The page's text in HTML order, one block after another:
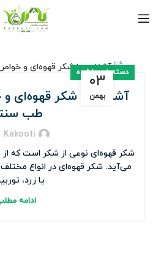
۰۳
بهمن
دسته‌بندی نشده
آشنایی با شکر قهوه‌ای
طب
Kakooti
شکر قهوه‌ای نوعی از شکر است که
می‌آید. شکر قهوه‌ای در انواع
یا زرد،
ادامه